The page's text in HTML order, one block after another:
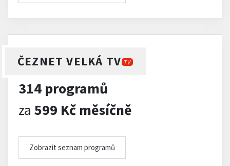
ČEZNET VELKÁ TV TV
314 programů
za 599 Kč měsíčně
Zobrazit seznam programů